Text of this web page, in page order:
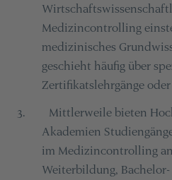
Medizincontrolling
medizinisches
geschieht häufig über
Zertifikatslehrgänge
3.
Mittlerweile bieten
Akademien
im Medizincontrolling
Weiterbildung,